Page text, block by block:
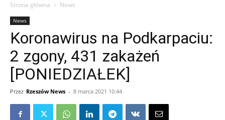
Strona główna News
News
Koronawirus na Podkarpaciu:
2 zgony, 431 zakażeń
[PONIEDZIAŁEK]
Przez Rzeszów News - 8 marca 2021 10:44